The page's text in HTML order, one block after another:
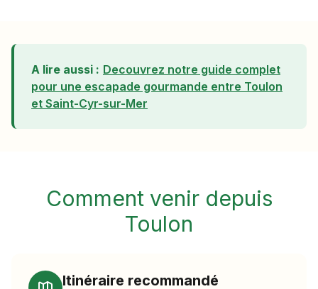
A lire aussi : Decouvrez notre guide complet
pour une escapade gourmande entre Toulon
et Saint-Cyr-sur-Mer
Comment venir depuis
Toulon
Itinéraire recommandé